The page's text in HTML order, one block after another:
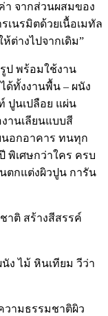
า จากส่วนผสมของ
นรมิตด้วยเนื้อเมทัล
ต่างไปจากเดิม”
ป พร้อมใช้งาน
ด้ทั้งงานพื้น – ผนัง
ปูนเปลือย แผ่น
านเลียนแบบสี
อกอาคาร ทนทุก
พิเศษกว่าใคร ครบ
ตกแต่งผิวปูน การัน
าติ สร้างสีสรรค์
ง ไม้ หินเทียม วีว่า
วามธรรมชาติผิว